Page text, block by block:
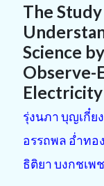
The
Science
Observe-
รุ่งนภา บุญเกี๋ย
อรรถพล อ่ำทอง
ธิติยา บงกชเพ